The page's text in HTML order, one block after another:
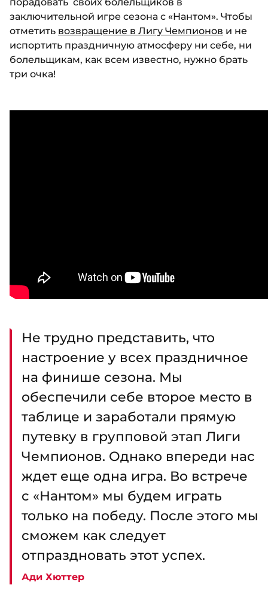
заключительной игре сезона с «Нантом». Чтобы
отметить возвращение в Лигу Чемпионов и не
испортить праздничную атмосферу ни себе, ни
болельщикам, как всем известно, нужно брать
три очка!
Не трудно представить, что
настроение у всех праздничное
на финише сезона. Мы
обеспечили себе второе место в
таблице и заработали прямую
путевку в групповой этап Лиги
Чемпионов. Однако впереди нас
ждет еще одна игра. Во встрече
с «Нантом» мы будем играть
только на победу. После этого мы
сможем как следует
отпраздновать этот успех.
Ади Хюттер